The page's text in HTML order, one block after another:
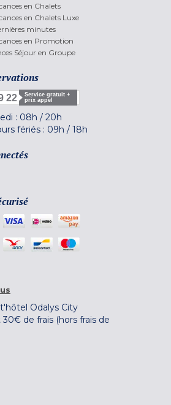
en Chalets
en Chalets Luxe
minutes
en Promotion
Séjour en Groupe
22
Service gratuit +
prix appel
: 08h / 20h
fériés : 09h / 18h
Odalys City
de frais (hors frais de